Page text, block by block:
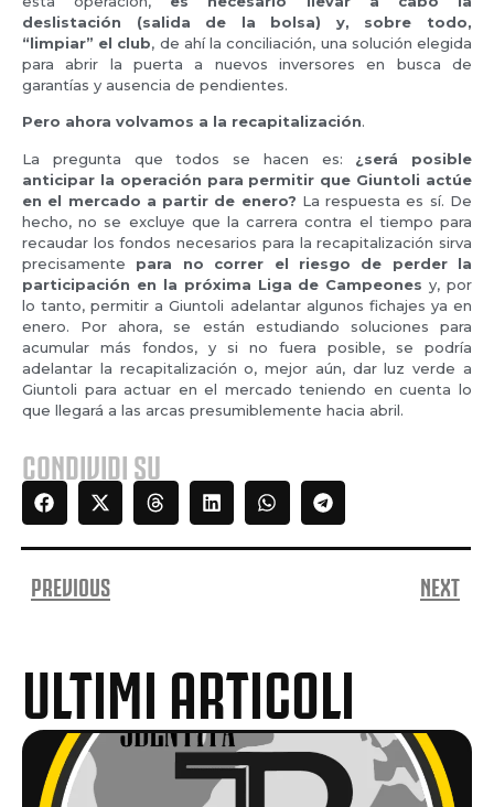
deslistación (salida de la bolsa) y, sobre todo,
“limpiar” el club, de ahí la conciliación, una solución elegida
para abrir la puerta a nuevos inversores en busca de
garantías y ausencia de pendientes.
Pero ahora volvamos a la recapitalización.
La pregunta que todos se hacen es: ¿será posible
anticipar la operación para permitir que Giuntoli actúe
en el mercado a partir de enero? La respuesta es sí. De
hecho, no se excluye que la carrera contra el tiempo para
recaudar los fondos necesarios para la recapitalización sirva
precisamente para no correr el riesgo de perder la
participación en la próxima Liga de Campeones y, por
lo tanto, permitir a Giuntoli adelantar algunos fichajes ya en
enero. Por ahora, se están estudiando soluciones para
acumular más fondos, y si no fuera posible, se podría
adelantar la recapitalización o, mejor aún, dar luz verde a
Giuntoli para actuar en el mercado teniendo en cuenta lo
que llegará a las arcas presumiblemente hacia abril.
CONDIVIDI SU
PREVIOUS NEXT
ULTIMI ARTICOLI